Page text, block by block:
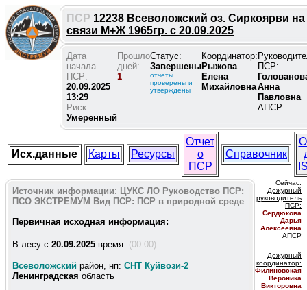
ПСР 12238 Всеволожский оз. Сиркоярви на
связи М+Ж 1965гр. с 20.09.2025
Дата
начала
ПСР:
20.09.2025
13:29
Риск:
Умеренный
Прошло
дней:
1
Статус:
Завершены
отчеты
проверены и
утверждены
Координатор:
Рыжова
Елена
Михайловна
ПСР:
Анна
Павловна
АПСР:
Исх.данные Карты Ресурсы
Отчет
о
ПСР
Справочник
Источник информации: ЦУКС ЛО Руководство ПСР:
ПСО ЭКСТРЕМУМ Вид ПСР: ПСР в природной среде
Первичная исходная информация:
В лесу c 20.09.2025 время: (00:00)
Всеволожский район, нп: СНТ Куйвози-2
Ленинградская область
Сейчас:
Дежурный
руководитель
ПСР:
Сердюкова
Дарья
Алексеевна
АПСР
Дежурный
координатор:
Филиновская
Вероника
Викторовна